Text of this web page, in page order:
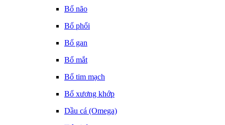
Bổ não
Bổ phổi
Bổ gan
Bổ mắt
Bổ tim mạch
Bổ xương khớp
Dầu cá (Omega)